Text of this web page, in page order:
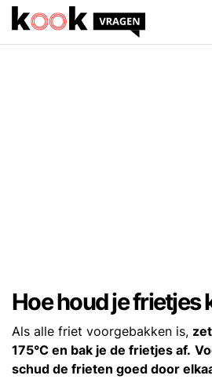
Hoe houd je frietjes
Als alle friet voorgebakken is,
175°C en bak je de frietjes af.
schud de frieten goed door